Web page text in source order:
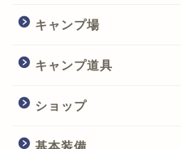
キャンプ場
キャンプ道具
ショップ
基本装備